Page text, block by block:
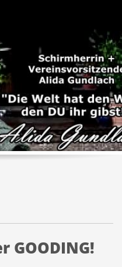
GOODING!